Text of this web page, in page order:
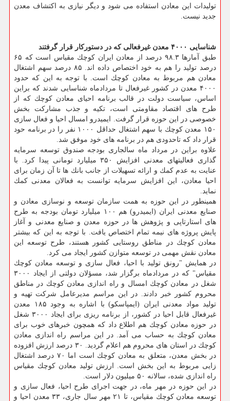
تولیدات این معادن استفاده می شود و دیگر نیازی به اكتشاف معدن
جدید نیست.
شناسایی ۴۰۰۰ معدن غیرفعالی كه در دستوركار قرار گرفتند
طبق آمارها ۹۸.۳ درصد از معادن ایران كوچك مقیاس است كه ۶۵
درصد تولید را هم به خود اختصاص داده اند. ۸۵ درصد سهم اشتغال
معادن هم مربوط به معادن كوچك است. با توجه به این كه حدود
۴۰۰۰ معدن در كشور غیرفعال تا مردادماه شناسایی شدند كه براین
اساس، سیاست دولت در قالب برنامه احیای معادن كوچك كه از
طرح های اقتصاد مقاومتی است، تكیه و جذب مشاركت بخش
خصوصی در این حوزه قرار گرفت. ایمیدرو امسال احیا و فعال سازی
۱۵۰ معدن كوچك با سهم اشتغال حداقل ۱۰۰۰ نفر را در برنامه حود
قرار داد كه تاحدودی هم در برنامه های خود موفق شد.
علاوه براین در مرداد ماه سالجاری بودجه صندوق توسعه سرمایه
گذاری فعالیتهای معدنی افزایش ۳۵۰ میلیارد تومانی پیدا كرد. با
عنایت به عدم كمك و ارائه تسهیلات از جانب بانك ها تا آن زمان برای
احیا معادن، این افزایش سرمایه توانست به فعالان معدنی كمك
نماید.
همینطور در این حوزه به همت سازمان توسعه و نوسازی معادن و
صنایع معدنی ایران (ایمیدرو) هم ۱۰۰ میلیارد تومان بودجه به طرح
های استارتاپی و پژوهش ها در حوزه معدن و صنایع معدنی و آغاز
پایش پروژه های نیمه تمام اختصاص یافت. با توجه به این كه بیشتر
معادن كوچك در مناطق روستایی كشور هستند، طرح توسعه این
معادن نقش مهمی در توسعه متوازن كشور ایجاد می كرد.
در همایش "رونق تولید با احیا، فعال سازی و توسعه معادن كوچك
مقیاس" كه در مردادماه برگزار شد، مسؤلان دولتی از ایجاد ۳۰۰۰
شغل در معادن كوچك امسال و راه اندازی معادن كوچك در مناطق
محروم كشور خبر دادند. در این مراسم مدیرعامل شركت تهیه و
تولید مواد معدنی ایران (ایمپاسكو) با اشاره به وجود ۱۸۵ معدن
غیرفعال قابل احیا در كشور، از برنامه ریزی برای ایجاد ۳۰۰۰ شغل
در حوزه معادن كوچك هم اطلاع داد كه همچون خبرهای خوب برای
معادن كوچك به حساب می آمد. در این مراسم راه اندازی معادن
كوچك در استان های محروم هم اعلام گردید. ۳۰ درصد ارزش افزوده
در بخش معدن، متعلق به معادن كوچك است اما ۷۰ درصد اشتغال
زایی مربوط به این بخش است. ارزش تولید معادن كوچك مقیاس
راه اندازی شده، سالانه ۵۰ میلیون دلار است.
در این حوزه در مهر ماه، در جهت اجرای طرح احیا، فعال سازی و
توسعه معادن كوچك مقیاس، تا ۲۱ مهر سال جاری، ۳۳ معدن احیا و